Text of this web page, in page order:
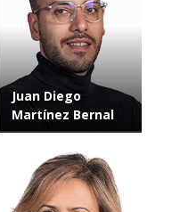
Juan Diego
Martínez Bernal